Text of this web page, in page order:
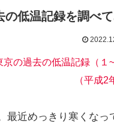
低温記録を調べて
の過去の低温記録（１
（平成
最近めっきり寒くなっ